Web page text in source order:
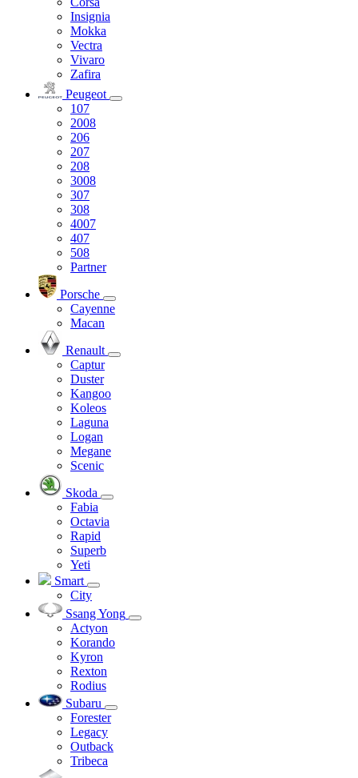
Insignia
Mokka
Vectra
Vivaro
Zafira
Peugeot
107
2008
206
207
208
3008
307
308
4007
407
508
Partner
Porsche
Cayenne
Macan
Renault
Captur
Duster
Kangoo
Koleos
Laguna
Logan
Megane
Scenic
Skoda
Fabia
Octavia
Rapid
Superb
Yeti
Smart
City
Ssang Yong
Actyon
Korando
Kyron
Rexton
Rodius
Subaru
Forester
Legacy
Outback
Tribeca